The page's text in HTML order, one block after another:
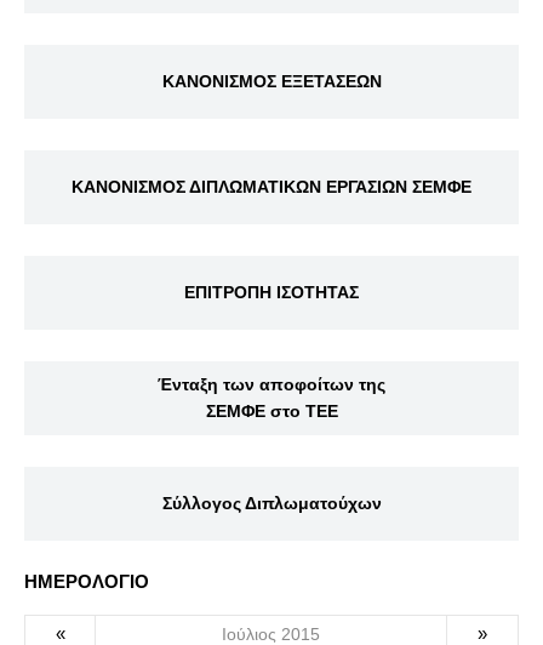
ΚΑΝΟΝΙΣΜΟΣ ΕΞΕΤΑΣΕΩΝ
ΚΑΝΟΝΙΣΜΟΣ ΔΙΠΛΩΜΑΤΙΚΩΝ ΕΡΓΑΣΙΩΝ ΣΕΜΦΕ
ΕΠΙΤΡΟΠΗ ΙΣΟΤΗΤΑΣ
Ένταξη των αποφοίτων της
ΣΕΜΦΕ στο ΤΕΕ
Σύλλογος Διπλωματούχων
ΗΜΕΡΟΛΟΓΙΟ
« Ιούλιος 2015 »